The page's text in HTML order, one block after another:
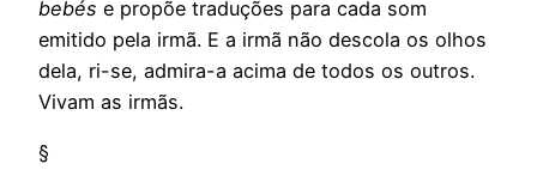
bebés e propõe traduções para cada som
emitido pela irmã. E a irmã não descola os olhos
dela, ri-se, admira-a acima de todos os outros.
Vivam as irmãs.
§